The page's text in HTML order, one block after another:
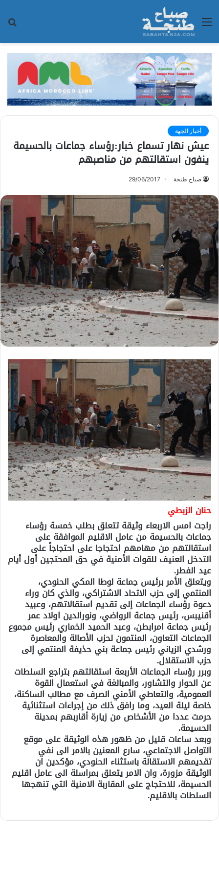
القائمة
أخبار الجهة
عيش نهار تسماع خبار:رؤساء جماعات بالحسيمة
ينفون استقالتهم من مناصبهم
صباح طنجة 29/06/2017
حنان الزبطي
راجت امس الاربعاء وثيقة تتعلق بطلب خمسة رؤساء
جماعات بالحسيمة من عامل الاقليم الموافقة على
استقالتهم من مهامهم احتجاجا على احتجاجاً على
التدخل العنيف للقوات الأمنية في حق المحتجين أول أيام
عيد الفطر.
ويتعلق الأمر برئيس جماعة لوطا المكي الحنودي،
المنتمي إلى حزب الاتحاد الاشتراكي، والذي كان وراء
دعوة رؤساء الجماعات إلى تقديم استقالاتهم، وعبيد
أقنيبس، رئيس جماعة الرواضي، ونورالدين اولاد عمر
رئيس جماعة امرابطن، وعبد الحميد الخماري رئيس مجموع
الجماعات التعاون، المنتمون لحزب الأصالة والمعاصرة
ورشدي الزياني رئيس جماعة بني حذيفة المنتمي إلى
حزب الاستقلال.
وبرر رؤساء الجماعات الأربعة استقالتهم بتراجع السلطات
عن الحوار والتشاور، والمبالغة في استعمال القوة
العمومية، والتعاطي الأمني الصرف مع مطالب الساكنة،
خاصة ليلة العيد، وما رافق ذلك من إجراءات استثنائية
حرمت عددا من الأشخاص من زيارة أقاربهم بمدينة
الحسيمة.
وبعد ساعات قليل من ظهور هذه الوثيقة على موقع
التواصل الاجتماعي، سارع المعنين بالامر الى نفي
تقديمهم الاستقالة باستثناء الحنودي، مؤكدين ان
الوثيقة مزورة، وان الامر يتعلق بمراسلة الى عامل اقليم
الحسيمة، للاحتجاج على المقاربة الامنية التي تنهجها
السلطات بالاقليم.